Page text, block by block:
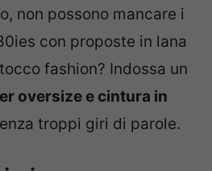
non possono mancare i
con proposte in lana
fashion? Indossa un
oversize e cintura in
troppi giri di parole.